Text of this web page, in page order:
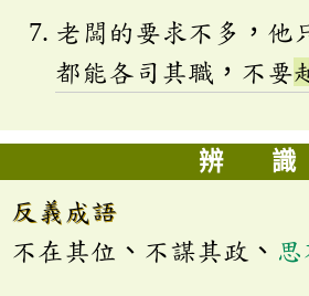
老闆的要求不多，他
都能各司其職，不要
辨 識
反義成語
不在其位、不謀其政、